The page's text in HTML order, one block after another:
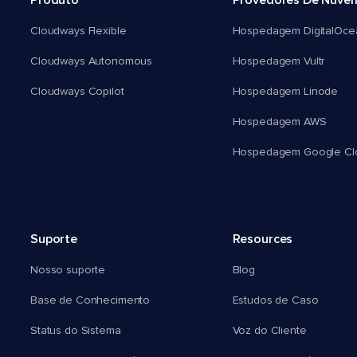
Cloudways Flexible
Cloudways Autonomous
Cloudways Copilot
Hospedagem
Hospedagem Vultr
Hospedagem Linode
Hospedagem AWS
Hospedagem Google
Suporte
Nosso suporte
Base de Conhecimento
Status do Sistema
Resources
Blog
Estudos de Caso
Voz do Cliente